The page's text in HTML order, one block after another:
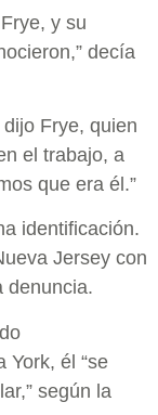
y su
decía
Frye, quien
el trabajo, a
que era él.”
identificación.
Jersey con
denuncia.
York, él “se
según la